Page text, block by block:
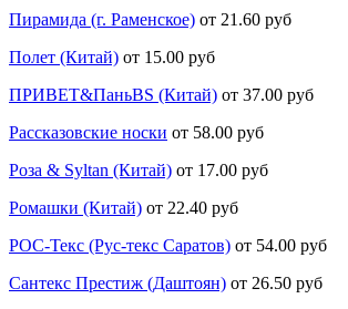
Пирамида (г. Раменское) от 21.60 руб
Полет (Китай) от 15.00 руб
ПРИВЕТ&ПаньBS (Китай) от 37.00 руб
Рассказовские носки от 58.00 руб
Роза & Syltan (Китай) от 17.00 руб
Ромашки (Китай) от 22.40 руб
РОС-Текс (Рус-текс Саратов) от 54.00 руб
Сантекс Престиж (Даштоян) от 26.50 руб